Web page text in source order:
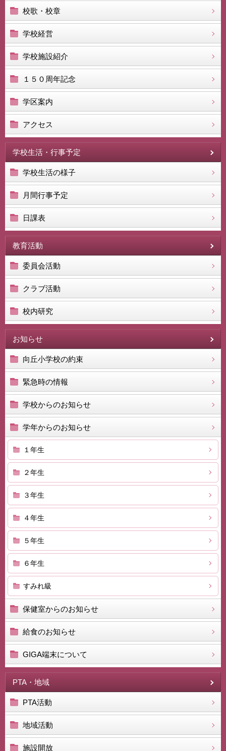
校歌・校章
学校経営
学校施設紹介
１５０周年記念
学区案内
アクセス
学校生活・行事予定
学校生活の様子
月間行事予定
日課表
教育活動
委員会活動
クラブ活動
校内研究
お知らせ
向丘小学校の約束
緊急時の情報
学校からのお知らせ
学年からのお知らせ
１年生
２年生
３年生
４年生
５年生
６年生
すみれ級
保健室からのお知らせ
給食のお知らせ
GIGA端末について
PTA・地域
PTA活動
地域活動
施設開放